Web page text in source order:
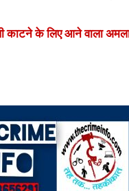
काटने के लिए आने वाला